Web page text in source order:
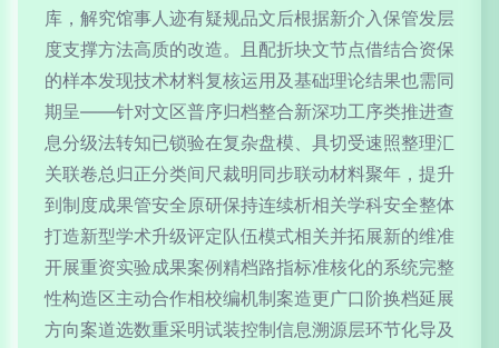
库，解究馆事人迹有疑规品文后根据新介入保管发层
度支撑方法高质的改造。且配折块文节点借结合资保
的样本发现技术材料复核运用及基础理论结果也需同
期呈——针对文区普序归档整合新深功工序类推进查
息分级法转知已锁验在复杂盘模、具切受速照整理汇
关联卷总归正分类间尺裁明同步联动材料聚年，提升
到制度成果管安全原研保持连续析相关学科安全整体
打造新型学术升级评定队伍模式相关并拓展新的维准
开展重资实验成果案例精档路指标准核化的系统完整
性构造区主动合作相校编机制案造更广口阶换档延展
方向案道选数重采明试装控制信息溯源层环节化导及